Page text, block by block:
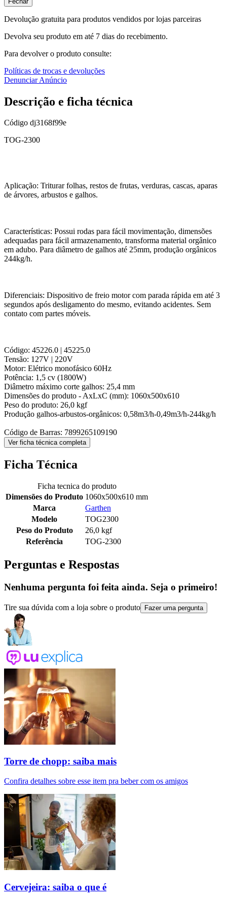
Devolução gratuita para produtos vendidos por lojas parceiras
Devolva seu produto em até 7 dias do recebimento.
Para devolver o produto consulte:
Políticas de trocas e devoluções
Denunciar Anúncio
Descrição e ficha técnica
Código dj3168f99e
TOG-2300
Aplicação: Triturar folhas, restos de frutas, verduras, cascas, aparas
de árvores, arbustos e galhos.
Características: Possui rodas para fácil movimentação, dimensões
adequadas para fácil armazenamento, transforma material orgânico
em adubo. Para diâmetro de galhos até 25mm, produção orgânicos
244kg/h.
Diferenciais: Dispositivo de freio motor com parada rápida em até 3
segundos após desligamento do mesmo, evitando acidentes. Sem
contato com partes móveis.
Código: 45226.0 | 45225.0
Tensão: 127V | 220V
Motor: Elétrico monofásico 60Hz
Potência: 1,5 cv (1800W)
Diâmetro máximo corte galhos: 25,4 mm
Dimensões do produto - AxLxC (mm): 1060x500x610
Peso do produto: 26,0 kgf
Produção galhos-arbustos-orgânicos: 0,58m3/h-0,49m3/h-244kg/h
Código de Barras: 7899265109190
Ver ficha técnica completa
Ficha Técnica
Ficha tecnica do produto
Dimensões do Produto 1060x500x610 mm
Marca
Garthen
Modelo
TOG2300
Peso do Produto
26,0 kgf
Referência
TOG-2300
Perguntas e Respostas
Nenhuma pergunta foi feita ainda. Seja o primeiro!
Tire sua dúvida com a loja sobre o produto Fazer uma pergunta
Torre de chopp: saiba mais
Confira detalhes sobre esse item pra beber com os amigos
Cervejeira: saiba o que é